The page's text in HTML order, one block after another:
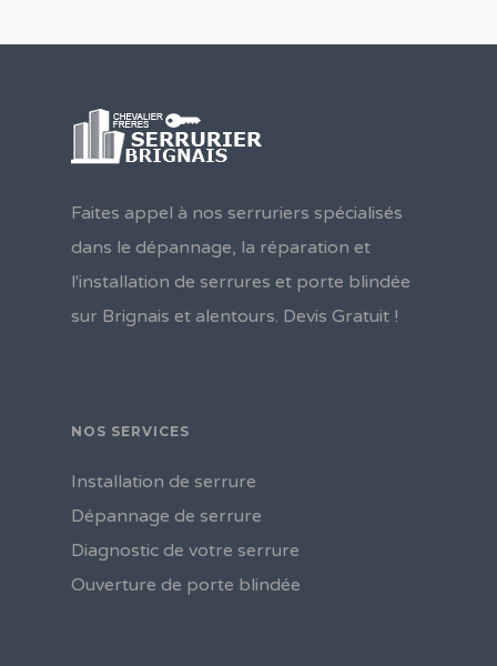
Faites appel à nos serruriers spécialisés
dans le dépannage, la réparation et
l'installation de serrures et porte blindée
sur Brignais et alentours. Devis Gratuit !
NOS SERVICES
Installation de serrure
Dépannage de serrure
Diagnostic de votre serrure
Ouverture de porte blindée